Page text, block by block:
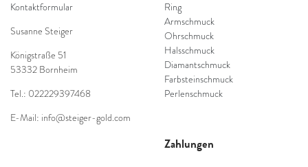
Kontaktformular
Susanne Steiger
Königstraße 51
53332 Bornheim
Tel.: 022229397468
E-Mail: info@steiger-gold.com
Ring
Armschmuck
Ohrschmuck
Halsschmuck
Diamantschmuck
Farbsteinschmuck
Perlenschmuck
Zahlungen